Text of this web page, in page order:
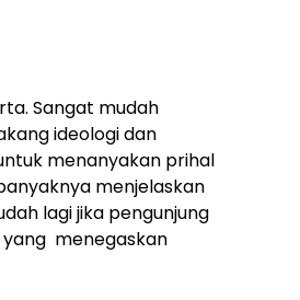
Sangat mudah
ideologi dan
menanyakan prihal
menjelaskan
lagi jika pengunjung
menegaskan